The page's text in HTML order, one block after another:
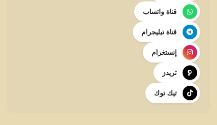
قناة واتساب
قناة تيليجرام
إنستغرام
ثريدز
تيك توك